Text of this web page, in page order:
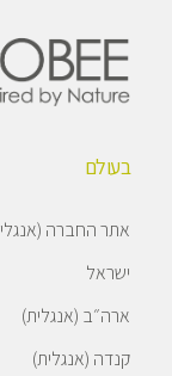
בעולם
אתר החברה
ישראל
ארה״ב (אנגלית)
קנדה (אנגלית)